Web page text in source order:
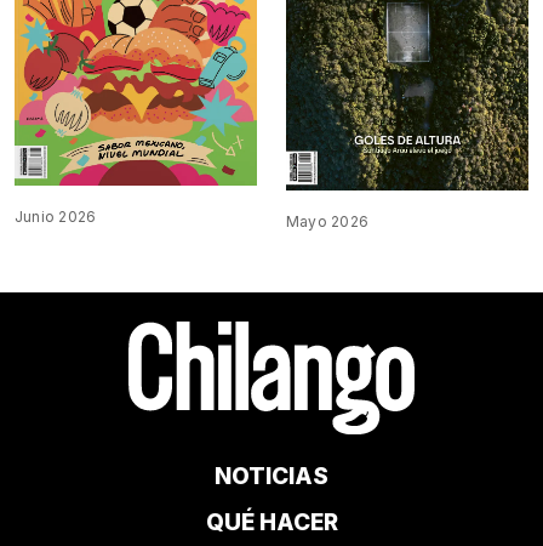
Junio 2026 Mayo 2026
NOTICIAS
QUÉ HACER